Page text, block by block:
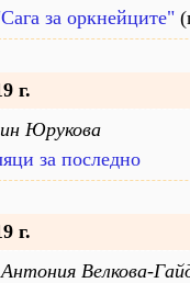
за оркнейците"
г.
Юрукова
за последно
г.
Велкова-